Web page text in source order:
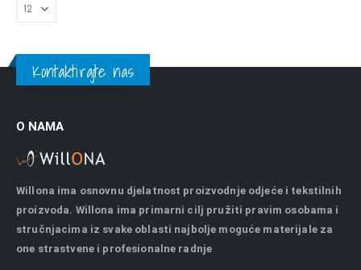
Kontaktirajte nas
O NAMA
Willona ima osnovnu djelatnost proizvodnje odjeće i tekstilnih
proizvoda. Willona ima primarni cilj pružiti pravim osobama i
stručnjacima iz svake oblasti najbolje moguće materijale za
one strastvene i profesionalne radnje